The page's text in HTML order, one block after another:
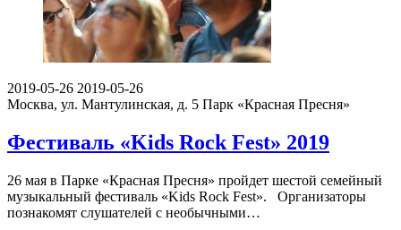
2019-05-26 2019-05-26
Москва, ул. Мантулинская, д. 5 Парк «Красная Пресня»
Фестиваль «Kids Rock Fest» 2019
26 мая в Парке «Красная Пресня» пройдет шестой семейный
музыкальный фестиваль «Kids Rock Fest». Организаторы
познакомят слушателей с необычными…